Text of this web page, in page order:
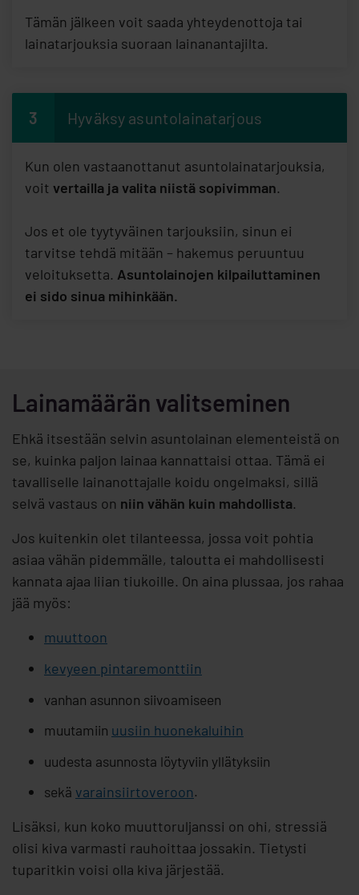
Tämän jälkeen voit saada yhteydenottoja tai
lainatarjouksia suoraan lainanantajilta.
3 Hyväksy asuntolainatarjous
Kun olen vastaanottanut asuntolainatarjouksia,
voit vertailla ja valita niistä sopivimman.
Jos et ole tyytyväinen tarjouksiin, sinun ei
tarvitse tehdä mitään – hakemus peruuntuu
veloituksetta. Asuntolainojen kilpailuttaminen
ei sido sinua mihinkään.
Lainamäärän valitseminen
Ehkä itsestään selvin asuntolainan elementeistä on
se, kuinka paljon lainaa kannattaisi ottaa. Tämä ei
tavalliselle lainanottajalle koidu ongelmaksi, sillä
selvä vastaus on niin vähän kuin mahdollista.
Jos kuitenkin olet tilanteessa, jossa voit pohtia
asiaa vähän pidemmälle, taloutta ei mahdollisesti
kannata ajaa liian tiukoille. On aina plussaa, jos rahaa
jää myös:
muuttoon
kevyeen pintaremonttiin
vanhan asunnon siivoamiseen
muutamiin uusiin huonekaluihin
uudesta asunnosta löytyviin yllätyksiin
sekä varainsiirtoveroon.
Lisäksi, kun koko muuttoruljanssi on ohi, stressiä
olisi kiva varmasti rauhoittaa jossakin. Tietysti
tuparitkin voisi olla kiva järjestää.